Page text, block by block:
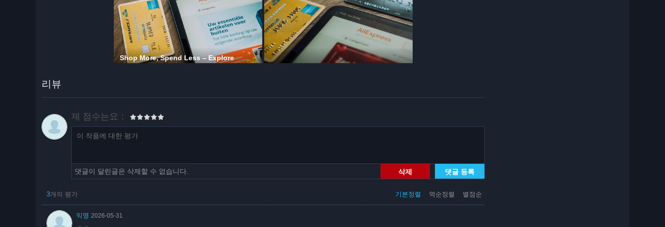
리뷰
제 점수는요：
삭제 댓글 등록
댓글이 달린글은 삭제할 수 없습니다.
기본정렬 역순정렬 별점순
3개의 평가
익명 2026-05-31